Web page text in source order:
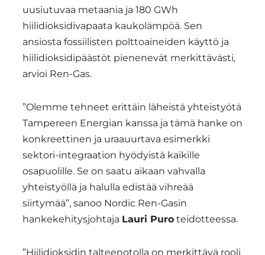
uusiutuvaa metaania ja 180 GWh
hiilidioksidivapaata kaukolämpöä. Sen
ansiosta fossiilisten polttoaineiden käyttö ja
hiilidioksidipäästöt pienenevät merkittävästi,
arvioi Ren-Gas.
”Olemme tehneet erittäin läheistä yhteistyötä
Tampereen Energian kanssa ja tämä hanke on
konkreettinen ja uraauurtava esimerkki
sektori-integraation hyödyistä kaikille
osapuolille. Se on saatu aikaan vahvalla
yhteistyöllä ja halulla edistää vihreää
siirtymää”, sanoo Nordic Ren-Gasin
hankekehitysjohtaja Lauri Puro teidotteessa.
”Hiilidioksidin talteenotolla on merkittävä rooli